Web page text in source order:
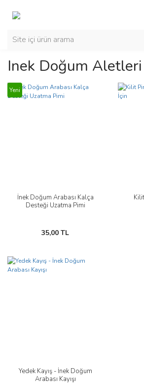
Inek Doğum Aletleri
Yeni
İnek Doğum Arabası Kalça
Desteği Uzatma Pimi
35,00 TL
Yedek Kayış - İnek Doğum
Arabası Kayışı